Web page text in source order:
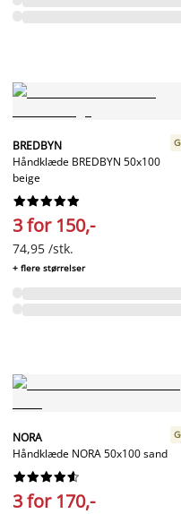
BREDBYN
Håndklæde BREDBYN 50x100
beige






3 for 150,-
74,95 /stk.
+ flere størrelser
NORA
Håndklæde NORA 50x100 sand






3 for 170,-